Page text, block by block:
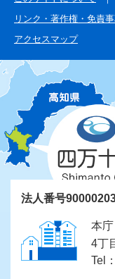
リンク・著作権・免責
アクセスマップ
法人番号
本
4丁
Tel